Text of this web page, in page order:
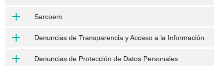
Sarcoem
Denuncias de Transparencia y Acceso a la Información
Denuncias de Protección de Datos Personales